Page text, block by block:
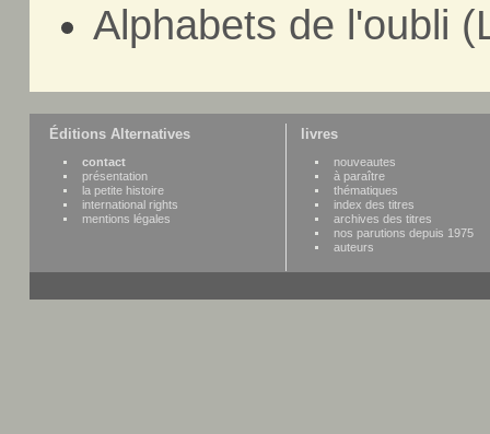
Alphabets de l'oubli
Éditions Alternatives
contact
présentation
la petite histoire
international rights
mentions légales
livres
nouveautes
à paraître
thématiques
index des titres
archives des titres
nos parutions depuis 1975
auteurs